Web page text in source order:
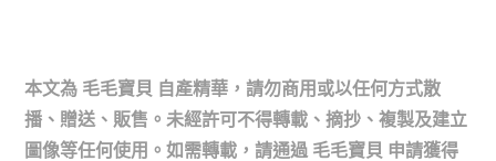
本文為 毛毛寶貝 自產精華，請勿商用或以任何方式散
播、贈送、販售。未經許可不得轉載、摘抄、複製及建立
圖像等任何使用。如需轉載，請通過 毛毛寶貝 申請獲得